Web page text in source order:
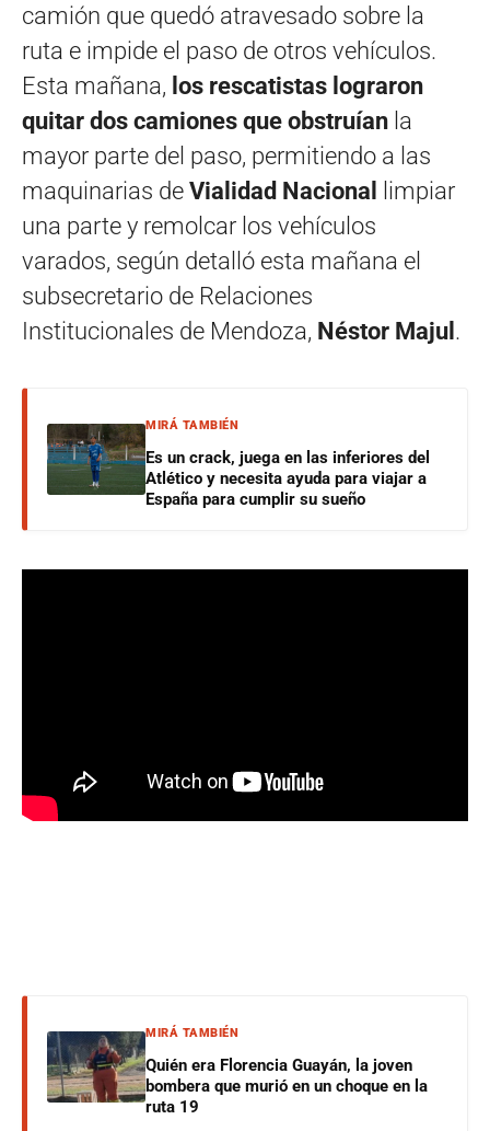
camión que quedó atravesado sobre la
ruta e impide el paso de otros vehículos.
Esta mañana, los rescatistas lograron
quitar dos camiones que obstruían la
mayor parte del paso, permitiendo a las
maquinarias de Vialidad Nacional
limpiar
una parte y remolcar los vehículos
varados, según detalló esta mañana el
subsecretario de Relaciones
Institucionales de Mendoza, Néstor Majul .
MIRÁ TAMBIÉN
Es un crack, juega en las inferiores del
Atlético y necesita ayuda para viajar a
España para cumplir su sueño
MIRÁ TAMBIÉN
Quién era Florencia Guayán, la joven
bombera que murió en un choque en la
ruta 19